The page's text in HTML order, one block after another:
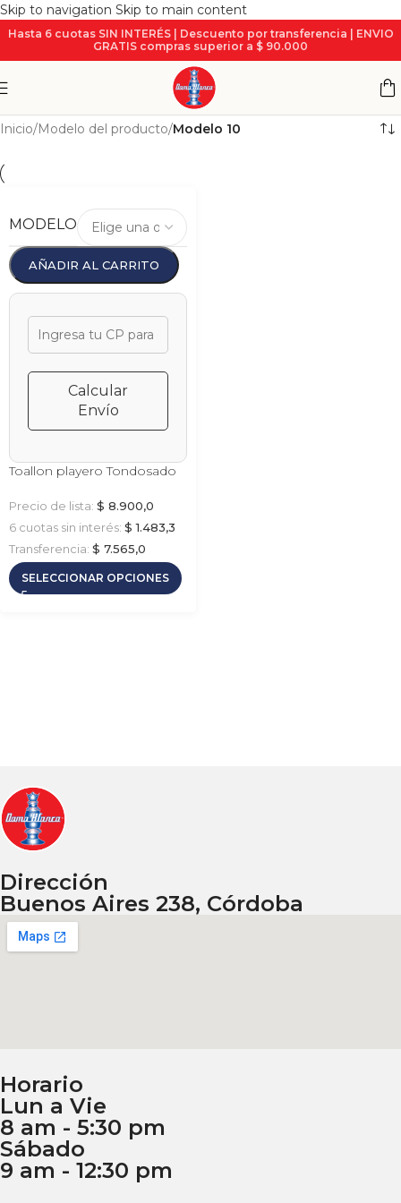
Skip to navigation Skip to main content
Hasta 6 cuotas SIN INTERÉS | Descuento por transferencia | ENVIO
GRATIS compras superior a $ 90.000
Inicio/Modelo del producto/Modelo 10
MODELO
AÑADIR AL CARRITO
Calcular
Envío
Toallon playero Tondosado
Precio de lista: $ 8.900,0
6 cuotas sin interés: $ 1.483,3
Transferencia: $ 7.565,0
SELECCIONAR OPCIONES
Dirección
Buenos Aires 238, Córdoba
Horario
Lun a Vie
8 am - 5:30 pm
Sábado
9 am - 12:30 pm